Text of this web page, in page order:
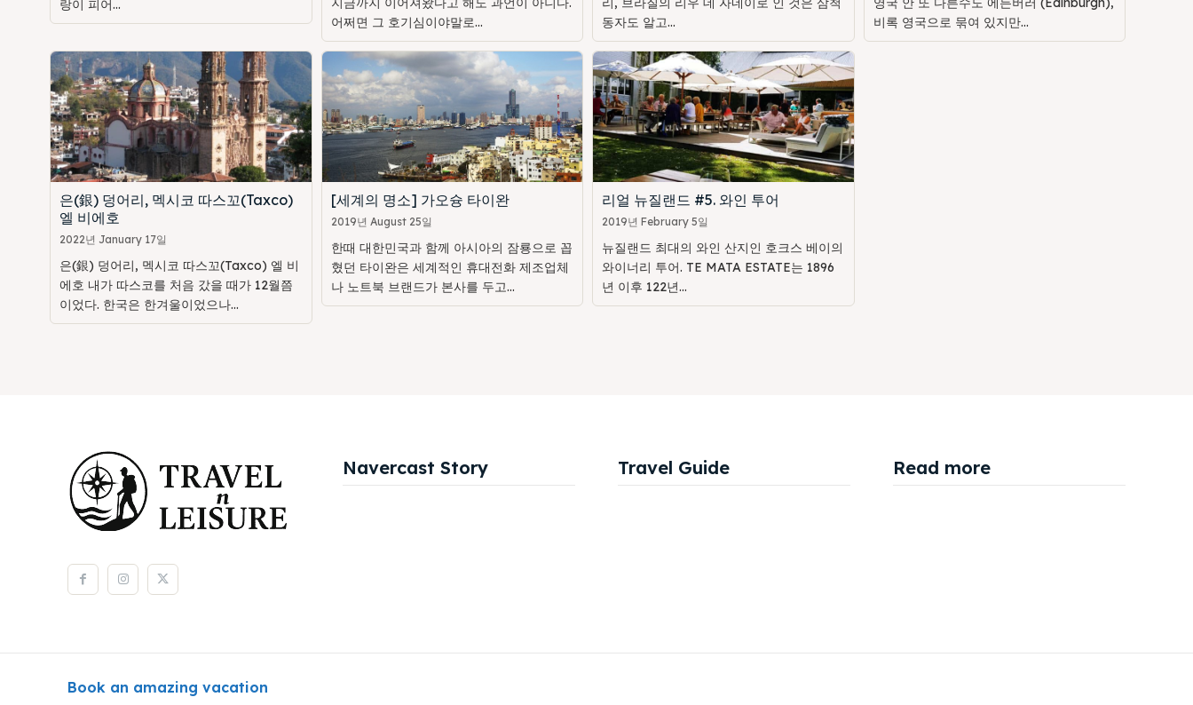
랑이 피어...
어쩌면 그 호기심이야말로...
동자도 알고...
비록 영국으로 묶여 있지만...
은(銀) 덩어리, 멕시코 따스꼬(Taxco)
엘 비에호
2022년 January 17일
은(銀) 덩어리, 멕시코 따스꼬(Taxco) 엘 비
에호 내가 따스코를 처음 갔을 때가 12월쯤
이었다. 한국은 한겨울이었으나...
[세계의 명소] 가오슝 타이완
2019년 August 25일
한때 대한민국과 함께 아시아의 잠룡으로 꼽
혔던 타이완은 세계적인 휴대전화 제조업체
나 노트북 브랜드가 본사를 두고...
리얼 뉴질랜드 #5. 와인 투어
2019년 February 5일
뉴질랜드 최대의 와인 산지인 호크스 베이의
와이너리 투어. TE MATA ESTATE는 1896
년 이후 122년...
Navercast Story Travel Guide Read more
Book an amazing vacation